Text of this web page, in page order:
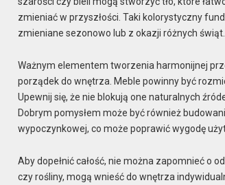
zmieniać w przyszłości. Taki kolorystyczny
zmieniane sezonowo lub z okazji różnych świąt.
Ważnym elementem tworzenia harmonijnej
porządek do wnętrza. Meble powinny być
Upewnij się, że nie blokują one naturalnych
Dobrym pomysłem może być również
wypoczynkowej, co może poprawić wygodę
Aby dopełnić całość, nie można zapomnieć o
czy rośliny, mogą wnieść do wnętrza